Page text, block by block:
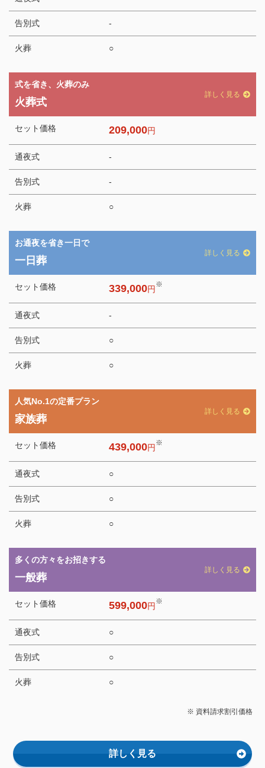
告別式 -
火葬 ○
式を省き、火葬のみ
火葬式
詳しく見る
セット価格 209,000円
通夜式 -
告別式 -
火葬 ○
お通夜を省き一日で
一日葬
詳しく見る
セット価格 339,000円 ※
通夜式 -
告別式 ○
火葬 ○
人気No.1の定番プラン
家族葬
詳しく見る
セット価格 439,000円 ※
通夜式 ○
告別式 ○
火葬 ○
多くの方々をお招きする
一般葬
詳しく見る
セット価格 599,000円 ※
通夜式 ○
告別式 ○
火葬 ○
※ 資料請求割引価格
詳しく見る